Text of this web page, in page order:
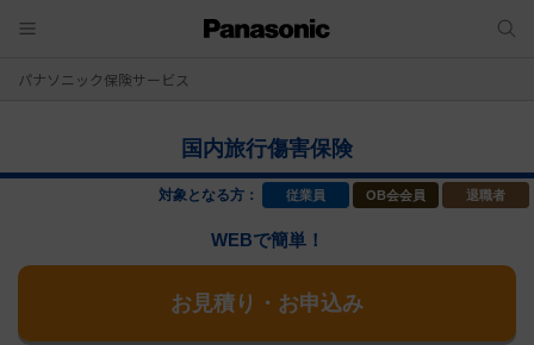
パナソニック保険サービス
国内旅行傷害保険
対象となる方： 従業員 OB会会員 退職者
WEBで簡単！
お見積り・お申込み